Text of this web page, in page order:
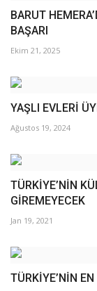
BARUT
BAŞARI
Ekim 21, 2025
YAŞLI EVLERİ
Ağustos 19, 2024
TÜRKİYE’NİN
GİREMEYECEK
Jan 19, 2021
TÜRKİYE’NİN